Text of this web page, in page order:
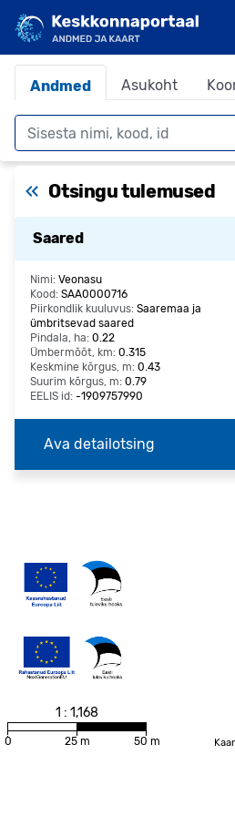
Andmed Asukoht
Otsing
Otsingu tulemused
Saared
Nimi: Veonasu
Kood: SAA0000716
Piirkondlik kuuluvus: Saaremaa ja
ümbritsevad saared
Pindala, ha: 0.22
Ümbermõõt, km: 0.315
Keskmine kõrgus, m: 0.43
Suurim kõrgus, m: 0.79
EELIS id: -1909757990
Ava detailotsing
1 : 1,168
0 25 m 50 m